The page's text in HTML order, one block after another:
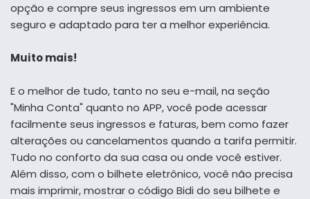
opção e compre seus ingressos em um ambiente
seguro e adaptado para ter a melhor experiência.
Muito mais!
E o melhor de tudo, tanto no seu e-mail, na seção
"Minha Conta" quanto no APP, você pode acessar
facilmente seus ingressos e faturas, bem como fazer
alterações ou cancelamentos quando a tarifa permitir.
Tudo no conforto da sua casa ou onde você estiver.
Além disso, com o bilhete eletrônico, você não precisa
mais imprimir, mostrar o código Bidi do seu bilhete e